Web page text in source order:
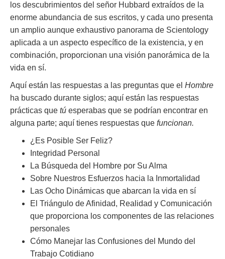
los descubrimientos del señor Hubbard extraídos de la
enorme abundancia de sus escritos, y cada uno presenta
un amplio aunque exhaustivo panorama de Scientology
aplicada a un aspecto específico de la existencia, y en
combinación, proporcionan una visión panorámica de la
vida en sí.
Aquí están las respuestas a las preguntas que el Hombre
ha buscado durante siglos; aquí están las respuestas
prácticas que tú esperabas que se podrían encontrar en
alguna parte; aquí tienes respuestas que funcionan.
¿Es Posible Ser Feliz?
Integridad Personal
La Búsqueda del Hombre por Su Alma
Sobre Nuestros Esfuerzos hacia la Inmortalidad
Las Ocho Dinámicas que abarcan la vida en sí
El Triángulo de Afinidad, Realidad y Comunicación
que proporciona los componentes de las relaciones
personales
Cómo Manejar las Confusiones del Mundo del
Trabajo Cotidiano